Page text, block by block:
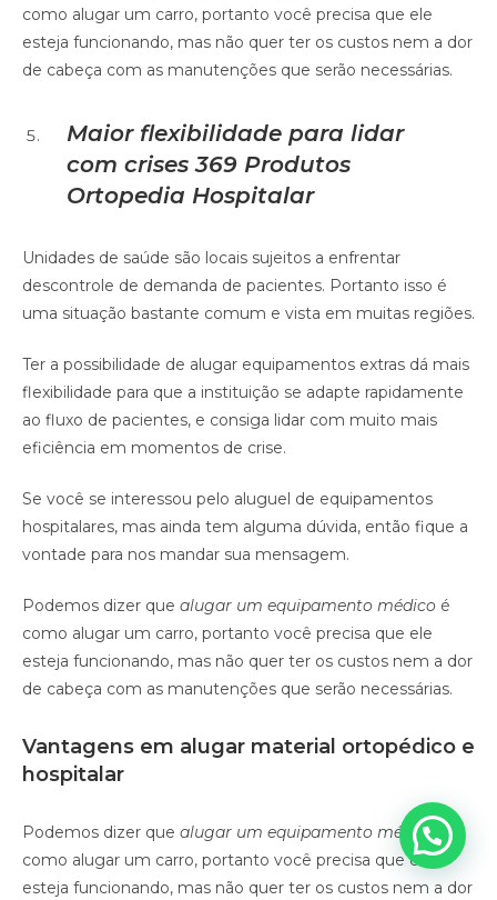
como alugar um carro, portanto você precisa que ele
esteja funcionando, mas não quer ter os custos nem a dor
de cabeça com as manutenções que serão necessárias.
Maior flexibilidade para lidar
com crises369 Produtos
Ortopedia Hospitalar
Unidades de saúde são locais sujeitos a enfrentar
descontrole de demanda de pacientes. Portanto isso é
uma situação bastante comum e vista em muitas regiões.
Ter a possibilidade de alugar equipamentos extras dá mais
flexibilidade para que a instituição se adapte rapidamente
ao fluxo de pacientes, e consiga lidar com muito mais
eficiência em momentos de crise.
Se você se interessou pelo aluguel de equipamentos
hospitalares, mas ainda tem alguma dúvida, então fique a
vontade para nos mandar sua mensagem.
Podemos dizer que alugar um equipamento médico é
como alugar um carro, portanto você precisa que ele
esteja funcionando, mas não quer ter os custos nem a dor
de cabeça com as manutenções que serão necessárias.
Vantagens em alugar material ortopédico e
hospitalar
Podemos dizer que alugar um equipamento médico
é
como alugar um carro, portanto você precisa que ele
esteja funcionando, mas não quer ter os custos nem a dor